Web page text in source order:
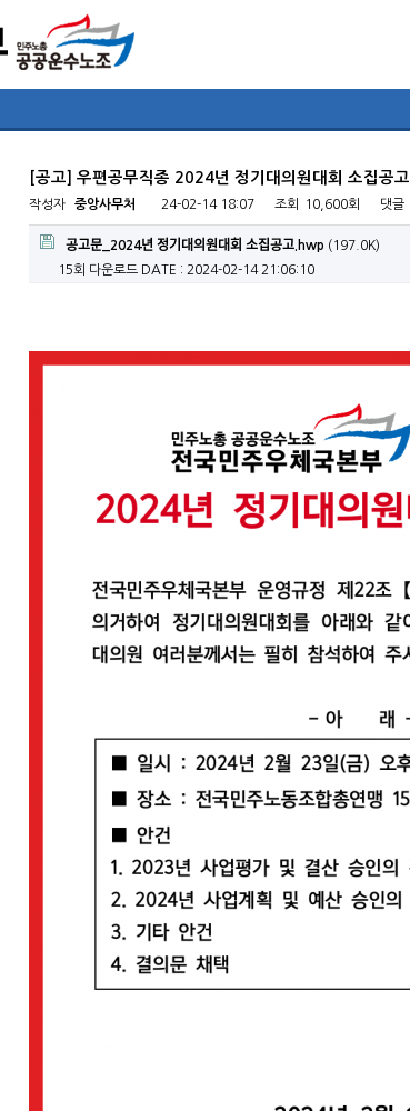
[공고] 우편공무직종 2024년 정기대의원대회 소집공고
작성자 중앙사무처 24-02-14 18:07 조회 10,600회 댓글
공고문_2024년 정기대의원대회 소집공고.hwp (197.0K)
15회 다운로드 DATE : 2024-02-14 21:06:10